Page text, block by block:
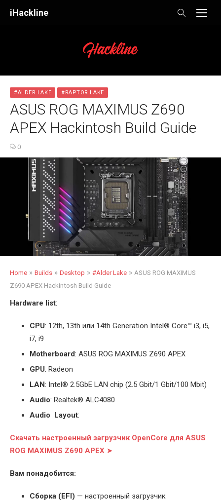
iHackline
#ALDER LAKE #RAPTOR LAKE
ASUS ROG MAXIMUS Z690
APEX Hackintosh Build Guide
0
Home » Builds » Desktop » #Alder Lake » ASUS ROG MAXIMUS
Z690 APEX Hackintosh Build Guide
Hardware list:
CPU: 12th, 13th или 14th Generation Intel® Core™ i3, i5,
i7, i9
Motherboard: ASUS ROG MAXIMUS Z690 APEX
GPU: Radeon
LAN: Intel® 2.5GbE LAN chip (2.5 Gbit/1 Gbit/100 Mbit)
Audio: Realtek® ALC4080
Audio Layout:
Скачать настроенный загрузчик OpenCore для ASUS
ROG MAXIMUS Z690 APEX ➤
Вам понадобится:
Cборка (EFI) — настроенный загрузчик